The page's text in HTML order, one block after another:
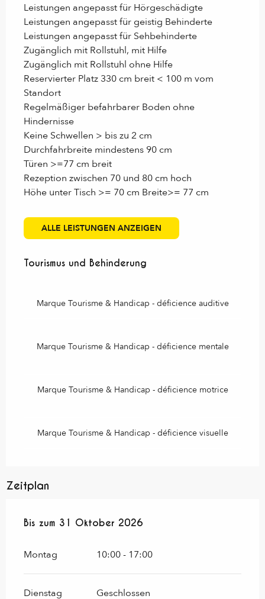
Leistungen angepasst für Hörgeschädigte
Leistungen angepasst für geistig Behinderte
Leistungen angepasst für Sehbehinderte
Zugänglich mit Rollstuhl, mit Hilfe
Zugänglich mit Rollstuhl ohne Hilfe
Reservierter Platz 330 cm breit < 100 m vom
Standort
Regelmäßiger befahrbarer Boden ohne
Hindernisse
Keine Schwellen > bis zu 2 cm
Durchfahrbreite mindestens 90 cm
Türen >=77 cm breit
Rezeption zwischen 70 und 80 cm hoch
Höhe unter Tisch >= 70 cm Breite>= 77 cm
ALLE LEISTUNGEN ANZEIGEN
Tourismus und Behinderung
Tourismus und Behinderung
Marque Tourisme & Handicap - déficience auditive
Marque Tourisme & Handicap - déficience mentale
Marque Tourisme & Handicap - déficience motrice
Marque Tourisme & Handicap - déficience visuelle
Zeitplan
vom1 Januar 2026 bis zum
Bis zum 31 Oktober 2026
Montag 10:00 - 17:00
Dienstag Geschlossen